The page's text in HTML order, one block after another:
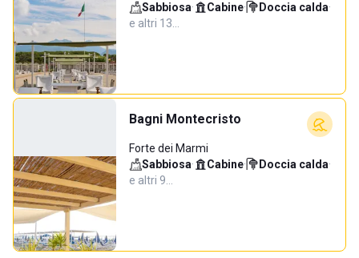
Sabbiosa· Cabine· Doccia calda·
e altri 13…
Bagni Montecristo
Forte dei Marmi
Sabbiosa· Cabine· Doccia calda·
e altri 9…